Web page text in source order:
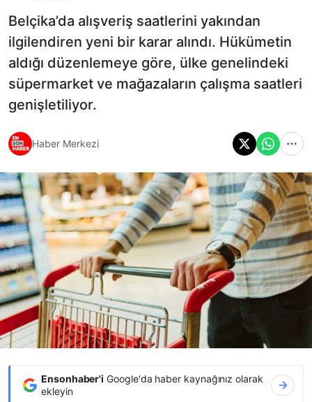
Belçika’da alışveriş saatlerini yakından
ilgilendiren yeni bir karar alındı. Hükümetin
aldığı düzenlemeye göre, ülke genelindeki
süpermarket ve mağazaların çalışma saatleri
genişletiliyor.
Haber Merkezi
Ensonhaber'i Google'da haber kaynağınız olarak
ekleyin